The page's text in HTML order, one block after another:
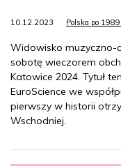
10.12.2023 Polska po
Widowisko muzyczno-
sobotę wieczorem
Katowice 2024. Tytuł
EuroScience we
pierwszy w historii
Wschodniej.